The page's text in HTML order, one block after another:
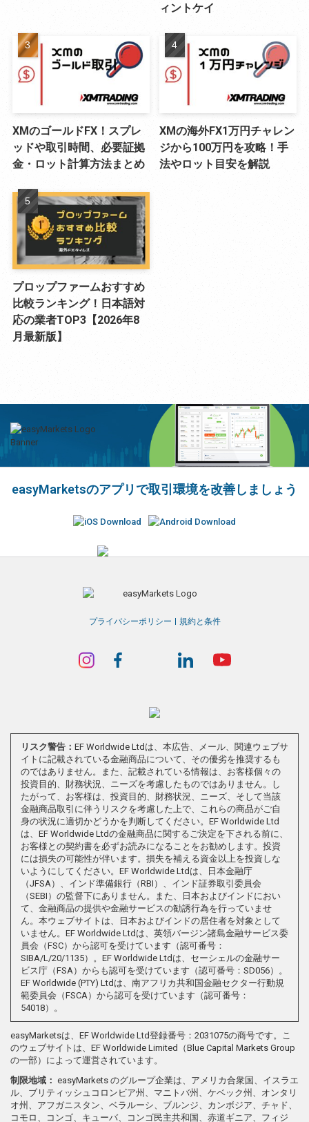
ィントケイ
XMのゴールドFX！スプレ
ッドや取引時間、必要証拠
金・ロット計算方法まとめ
XMの海外FX1万円チャレン
ジから100万円を攻略！手
法やロット目安を解説
プロップファームおすすめ
比較ランキング！日本語対
応の業者TOP3【2026年8
月最新版】
easyMarketsのアプリで取引環境を改善しましょう
プライバシーポリシー 規約と条件
リスク警告： EF Worldwide Ltdは、本広告、メール、関連ウェブサ
イトに記載されている金融商品について、その優劣を推奨するも
のではありません。また、記載されている情報は、お客様個々の
投資目的、財務状況、ニーズを考慮したものではありません。し
たがって、お客様は、投資目的、財務状況、ニーズ、そして当該
金融商品取引に伴うリスクを考慮した上で、これらの商品がご自
身の状況に適切かどうかを判断してください。EF Worldwide Ltd
は、EF Worldwide Ltdの金融商品に関するご決定を下される前に、
お客様との契約書を必ずお読みになることをお勧めします。投資
には損失の可能性が伴います。損失を補える資金以上を投資しな
いようにしてください。EF Worldwide Ltdは、日本金融庁
（JFSA）、インド準備銀行（RBI）、インド証券取引委員会
（SEBI）の監督下にありません。また、日本およびインドにおい
て、金融商品の提供や金融サービスの勧誘行為を行っていませ
ん。本ウェブサイトは、日本およびインドの居住者を対象として
いません。EF Worldwide Ltdは、英領バージン諸島金融サービス委
員会（FSC）から認可を受けています（認可番号：
SIBA/L/20/1135）。EF Worldwide Ltdは、セーシェルの金融サー
ビス庁（FSA）からも認可を受けています（認可番号：SD056）。
EF Worldwide (PTY) Ltdは、南アフリカ共和国金融セクター行動規
範委員会（FSCA）から認可を受けています（認可番号：
54018）。
easyMarketsは、EF Worldwide Ltd登録番号：2031075の商号です。こ
のウェブサイトは、EF Worldwide Limited（Blue Capital Markets Group
の一部）によって運営されています。
制限地域： easyMarkets のグループ企業は、アメリカ合衆国、イスラエ
ル、ブリティッシュコロンビア州、マニトバ州、ケベック州、オンタリ
オ州、アフガニスタン、ベラルーシ、ブルンジ、カンボジア、チャド、
コモロ、コンゴ、キューバ、コンゴ民主共和国、赤道ギニア、フィジ